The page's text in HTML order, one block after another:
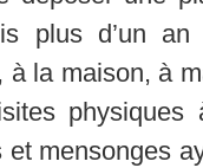
plus d’un
à la maison, à
physiques
et mensonges